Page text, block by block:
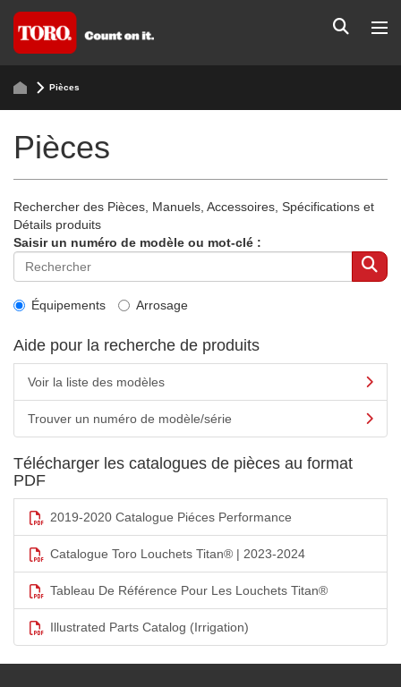
Pièces
Pièces
Rechercher des Pièces, Manuels, Accessoires, Spécifications et
Détails produits
Saisir un numéro de modèle ou mot-clé :
Équipements Arrosage
Aide pour la recherche de produits
Voir la liste des modèles
Trouver un numéro de modèle/série
Télécharger les catalogues de pièces au format
PDF
2019-2020 Catalogue Piéces Performance
Catalogue Toro Louchets Titan® | 2023-2024
Tableau De Référence Pour Les Louchets Titan®
Illustrated Parts Catalog (Irrigation)